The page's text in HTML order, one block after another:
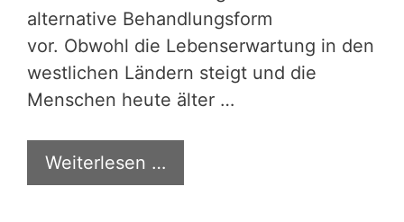
alternative Behandlungsform
vor. Obwohl die Lebenserwartung in den
westlichen Ländern steigt und die
Menschen heute älter …
Weiterlesen …